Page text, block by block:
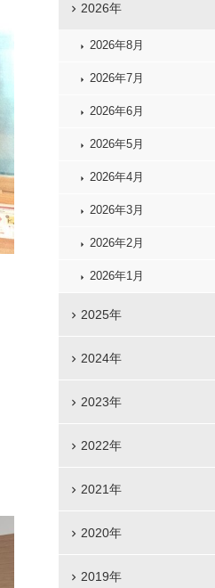
2026年
2026年8月
2026年7月
2026年6月
2026年5月
2026年4月
2026年3月
2026年2月
2026年1月
2025年
2024年
2023年
2022年
2021年
2020年
2019年